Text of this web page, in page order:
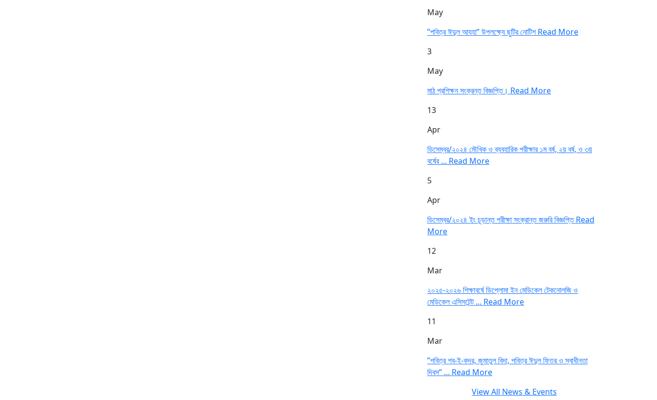
May
”পবিত্র ঈদুল আযহা” উপলক্ষ্যে ছুটির নোটিশRead More
3
May
মাঠ প্রশিক্ষন সংক্রন্ত বিজ্ঞপ্তি। Read More
13
Apr
ডিসেম্বর/২০২৪ মৌখিক ও ব্যবহারিক পরীক্ষার ১ম বর্ষ, ২য় বর্ষ, ও ৩য়
বর্ষের ... Read More
5
Apr
ডিসেম্বর/২০২৪ ইং চূড়ান্ত পরীক্ষা সংক্রান্ত জরুরি বিজ্ঞপ্তিRead
More
12
Mar
২০২৫-২০২৬ শিক্ষাবর্ষে ডিপ্লোমা ইন মেডিকেল টেকনোলজি ও
মেডিকেল এসিসটেন্ট ... Read More
11
Mar
”পবিত্র শব-ই-কদর, জুমাতুল বিদা, পবিত্র ঈদুল ফিতর ও স্বাধীনতা
দিবস” ... Read More
View All News & Events